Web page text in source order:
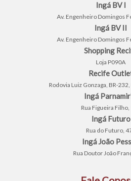
Ingá BV I
Av. Engenheiro Domingos
Ingá BV II
Av. Engenheiro Domingos
Shopping
Loja P090A
Recife
Rodovia Luiz Gonzaga, BR-
Ingá
Rua Figueira Filho,
Ingá Futuro
Rua do Futuro,
Ingá João
Rua Doutor João